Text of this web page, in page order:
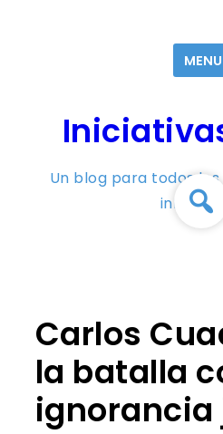
MENU
Un blog para todos
Carlos
la batalla